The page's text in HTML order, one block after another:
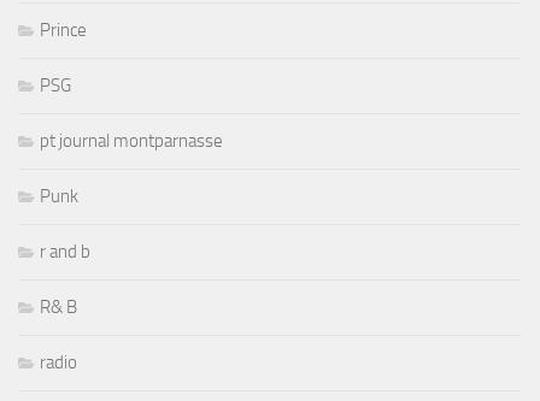
Prince
PSG
pt journal montparnasse
Punk
r and b
R& B
radio